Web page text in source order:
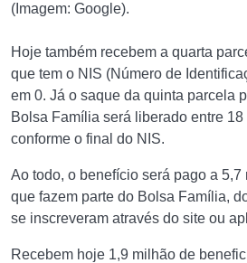
(Imagem: Google).
Hoje também recebem a quarta
que tem o NIS (Número de
em 0. Já o saque da quinta parcela
Bolsa Família será liberado entre 18
conforme o final do NIS.
Ao todo, o benefício será pago a
que fazem parte do Bolsa Família,
se inscreveram através do site ou
Recebem hoje 1,9 milhão de